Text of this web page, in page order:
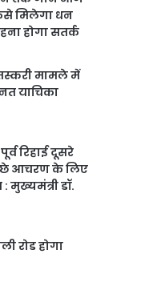
मिलेगा धन
होगा सतर्क
मामले में
याचिका
रिहाई दूसरे
आचरण के लिए
: मुख्यमंत्री डॉ.
रोड होगा